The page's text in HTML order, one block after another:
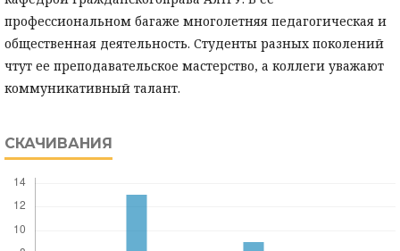
профессиональном багаже многолетняя педагогическая и
общественная деятельность. Студенты разных поколений
чтут ее преподавательское мастерство, а коллеги уважают
коммуникативный талант.
СКАЧИВАНИЯ